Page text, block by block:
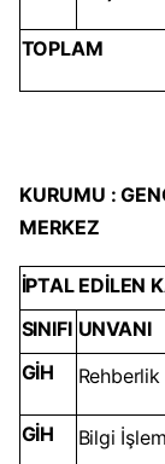
TOPLAM
KURUMU :
MERKEZ
İPTAL EDİLEN
SINIFI UNVANI
GİH
GİH Bilgi